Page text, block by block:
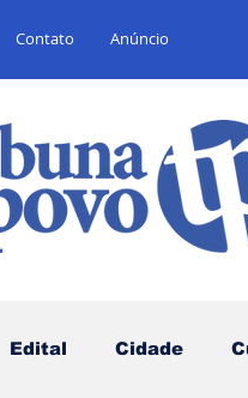
Contato Anúncio
Edital Cidade